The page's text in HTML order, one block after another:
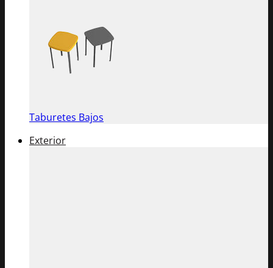
Taburetes Bajos
Exterior